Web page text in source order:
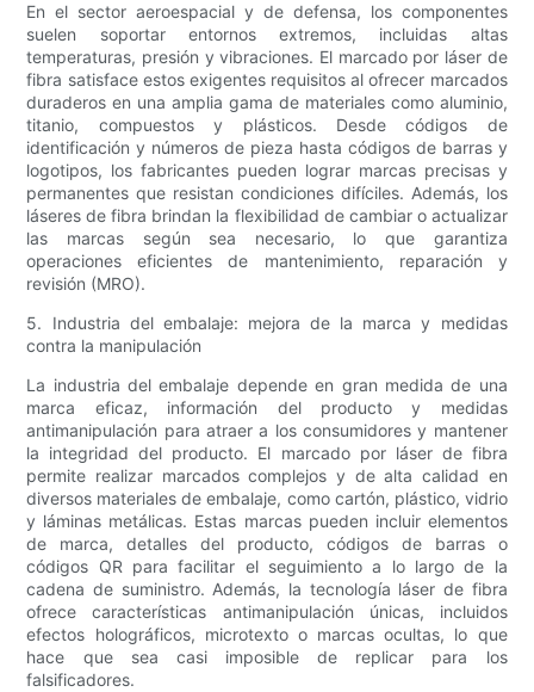
En el sector aeroespacial y de defensa, los componentes
suelen soportar entornos extremos, incluidas altas
temperaturas, presión y vibraciones. El marcado por láser de
fibra satisface estos exigentes requisitos al ofrecer marcados
duraderos en una amplia gama de materiales como aluminio,
titanio, compuestos y plásticos. Desde códigos de
identificación y números de pieza hasta códigos de barras y
logotipos, los fabricantes pueden lograr marcas precisas y
permanentes que resistan condiciones difíciles. Además, los
láseres de fibra brindan la flexibilidad de cambiar o actualizar
las marcas según sea necesario, lo que garantiza
operaciones eficientes de mantenimiento, reparación y
revisión (MRO).
5. Industria del embalaje: mejora de la marca y medidas
contra la manipulación
La industria del embalaje depende en gran medida de una
marca eficaz, información del producto y medidas
antimanipulación para atraer a los consumidores y mantener
la integridad del producto. El marcado por láser de fibra
permite realizar marcados complejos y de alta calidad en
diversos materiales de embalaje, como cartón, plástico, vidrio
y láminas metálicas. Estas marcas pueden incluir elementos
de marca, detalles del producto, códigos de barras o
códigos QR para facilitar el seguimiento a lo largo de la
cadena de suministro. Además, la tecnología láser de fibra
ofrece características antimanipulación únicas, incluidos
efectos holográficos, microtexto o marcas ocultas, lo que
hace que sea casi imposible de replicar para los
falsificadores.